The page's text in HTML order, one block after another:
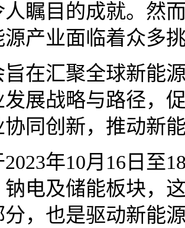
人瞩目的成就。然
产业面临着众多
旨在汇聚全球新能
发展战略与路径，
协同创新，推动新
年10月16日至
钠电及储能板块，
分，也是驱动新能